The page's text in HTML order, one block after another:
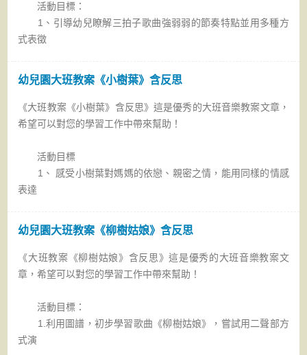
活動目標：
1、引導幼兒瞭解三拍子歌曲強弱弱的節奏特點並用多種方
式表徵
幼兒園大班教案《小樹葉》含反思
《大班教案《小樹葉》含反思》這是優秀的大班音樂教案文章，
希望可以對您的學習工作中帶來幫助！
活動目標
1、 感受小樹葉對媽媽的依戀、親密之情，能用同樣的情感
表達
幼兒園大班教案《柳樹姑娘》含反思
《大班教案《柳樹姑娘》含反思》這是優秀的大班音樂教案文
章，希望可以對您的學習工作中帶來幫助！
活動目標：
1.利用圖譜，初步學習歌曲《柳樹姑娘》，嘗試用二聲部方
式演